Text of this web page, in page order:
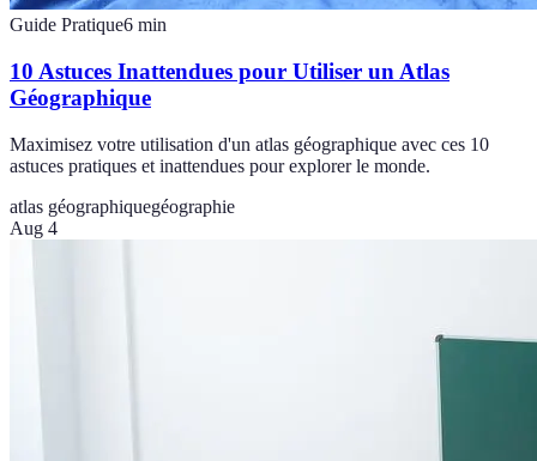
Guide Pratique6 min
10 Astuces Inattendues pour Utiliser un Atlas
Géographique
Maximisez votre utilisation d'un atlas géographique avec ces 10
astuces pratiques et inattendues pour explorer le monde.
atlas géographiquegéographie
Aug 4